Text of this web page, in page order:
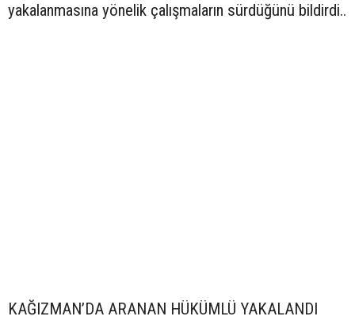
yakalanmasına yönelik çalışmaların sürdüğünü bildirdi..
KAĞIZMAN’DA ARANAN HÜKÜMLÜ YAKALANDI